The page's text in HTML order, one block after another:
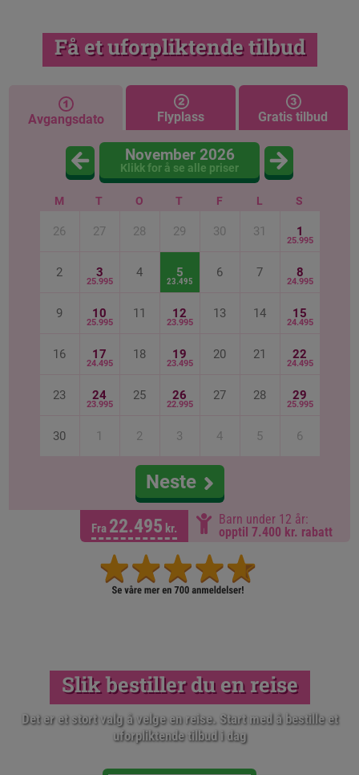
Få et uforpliktende tilbud
Avgangsdato Flyplass Gratis tilbud
November 2026
Klikk for å se alle priser
M T O T F L S
26 27 28 29 30 31 1
25.995
2 3
25.995
4 5
23.495
6 7 8
24.995
9 10
25.995
11 12
23.995
13 14 15
24.495
16 17
24.495
18 19
23.495
20 21 22
24.495
23 24
23.995
25 26
22.995
27 28 29
25.995
30 1 2 3 4 5 6
Neste
Fra 22.495 kr.
Barn under 12 år:
opptil 7.400 kr. rabatt
Slik bestiller du en reise
Det er et stort valg å velge en reise. Start med å bestille et
uforpliktende tilbud i dag